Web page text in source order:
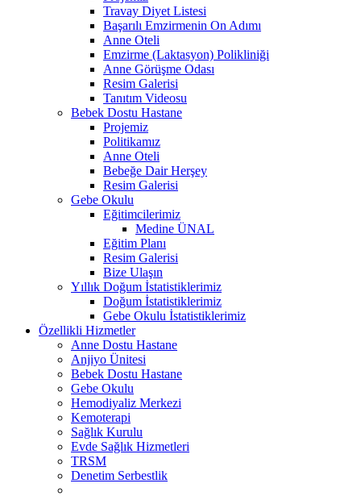
Travay Diyet Listesi
Başarılı Emzirmenin On Adımı
Anne Oteli
Emzirme (Laktasyon) Polikliniği
Anne Görüşme Odası
Resim Galerisi
Tanıtım Videosu
Bebek Dostu Hastane
Projemiz
Politikamız
Anne Oteli
Bebeğe Dair Herşey
Resim Galerisi
Gebe Okulu
Eğitimcilerimiz
Medine ÜNAL
Eğitim Planı
Resim Galerisi
Bize Ulaşın
Yıllık Doğum İstatistiklerimiz
Doğum İstatistiklerimiz
Gebe Okulu İstatistiklerimiz
Özellikli Hizmetler
Anne Dostu Hastane
Anjiyo Ünitesi
Bebek Dostu Hastane
Gebe Okulu
Hemodiyaliz Merkezi
Kemoterapi
Sağlık Kurulu
Evde Sağlık Hizmetleri
TRSM
Denetim Serbestlik